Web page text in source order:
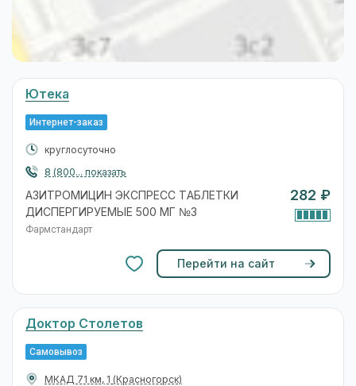
Ютека
Интернет-заказ
круглосуточно
8 (800... показать
АЗИТРОМИЦИН ЭКСПРЕСС ТАБЛЕТКИ
ДИСПЕРГИРУЕМЫЕ 500 МГ №3
Фармстандарт
282 ₽
Перейти на сайт
Доктор Столетов
Самовывоз
МКАД 71 км, 1 (Красногорск)